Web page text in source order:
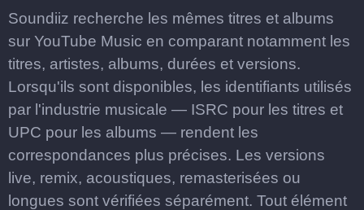
Soundiiz recherche les mêmes titres et albums
sur YouTube Music en comparant notamment les
titres, artistes, albums, durées et versions.
Lorsqu'ils sont disponibles, les identifiants utilisés
par l'industrie musicale — ISRC pour les titres et
UPC pour les albums — rendent les
correspondances plus précises. Les versions
live, remix, acoustiques, remasterisées ou
longues sont vérifiées séparément. Tout élément